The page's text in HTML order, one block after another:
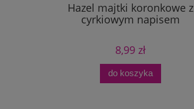
Hazel majtki koronkowe z
cyrkiowym napisem
8,99 zł
do koszyka